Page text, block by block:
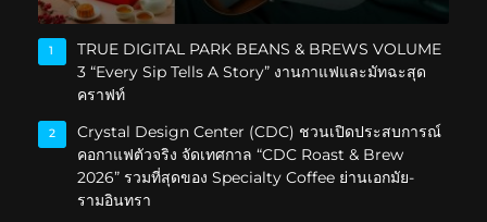
1
TRUE DIGITAL PARK BEANS & BREWS VOLUME
3 “Every Sip Tells A Story” งานกาแฟและมัทฉะสุด
คราฟท์
2
Crystal Design Center (CDC) ชวนเปิดประสบการณ์
คอกาแฟตัวจริง จัดเทศกาล “CDC Roast & Brew
2026” รวมที่สุดของ Specialty Coffee ย่านเอกมัย-
รามอินทรา